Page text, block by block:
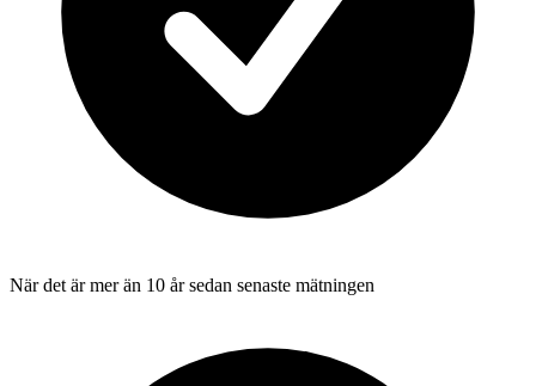
När det är mer än 10 år sedan senaste mätningen